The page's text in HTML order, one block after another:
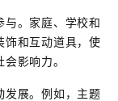
与。家庭、学校和
饰和互动道具，使
影响力。
发展。例如，主题